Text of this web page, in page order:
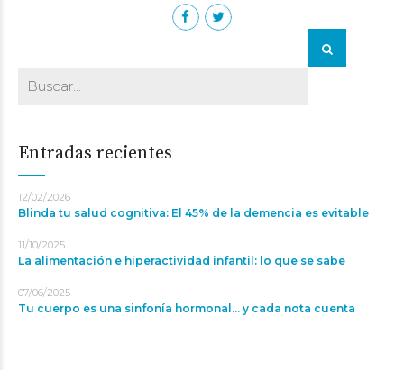
Entradas recientes
12/02/2026
Blinda tu salud cognitiva: El 45% de la demencia es evitable
11/10/2025
La alimentación e hiperactividad infantil: lo que se sabe
07/06/2025
Tu cuerpo es una sinfonía hormonal... y cada nota cuenta